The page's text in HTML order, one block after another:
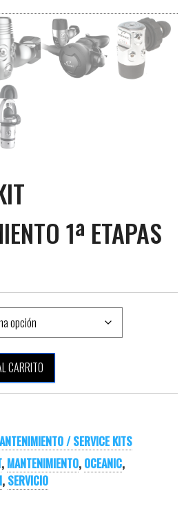
1ª ETAPAS
1ª ETAPAS cantidad
CARRITO
/ SERVICE KITS
, MANTENIMIENTO, OCEANIC,
, SERVICIO